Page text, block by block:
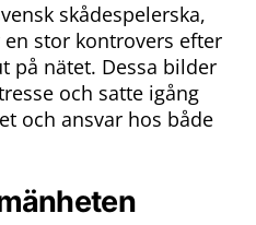
skådespelerska,
stor kontrovers efter
på nätet. Dessa bilder
och satte igång
och ansvar hos både